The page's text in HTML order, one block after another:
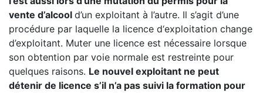
vente d’alcool d’un exploitant à l’autre. Il s’agit d’une
procédure par laquelle la licence d‘exploitation change
d’exploitant. Muter une licence est nécessaire lorsque
son obtention par voie normale est restreinte pour
quelques raisons. Le nouvel exploitant ne peut
détenir de licence s’il n’a pas suivi la formation pour